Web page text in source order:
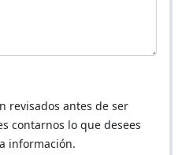
revisados antes de ser
contarnos lo que desees
información.